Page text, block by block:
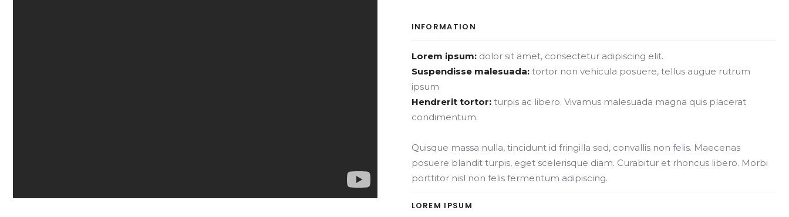
INFORMATION
Lorem ipsum:dolor sit amet, consectetur adipiscing elit.
Suspendisse malesuada:tortor non vehicula posuere, tellus augue rutrum
ipsum
Hendrerit tortor:turpis ac libero. Vivamus malesuada magna quis placerat
condimentum.
Quisque massa nulla, tincidunt id fringilla sed, convallis non felis. Maecenas
posuere blandit turpis, eget scelerisque diam. Curabitur et rhoncus libero. Morbi
porttitor nisl non felis fermentum adipiscing.
LOREM IPSUM